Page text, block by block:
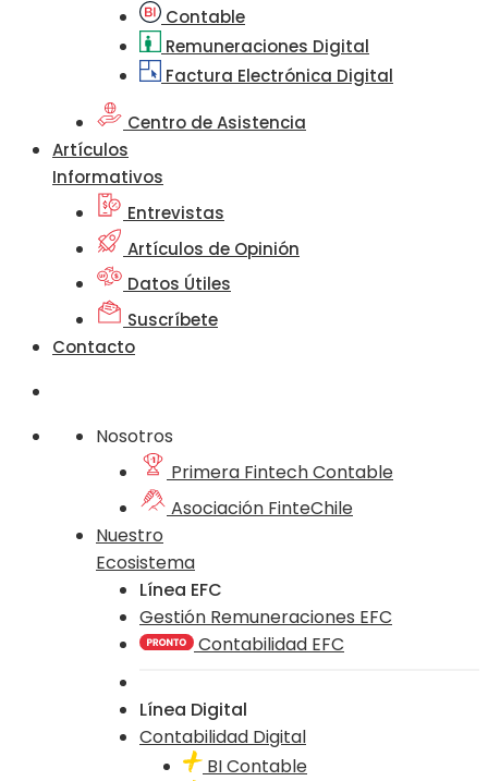
Contable
Remuneraciones Digital
Factura Electrónica Digital
Centro de Asistencia
Artículos
Informativos
Entrevistas
Artículos de Opinión
Datos Útiles
Suscríbete
Contacto
Nosotros
Primera Fintech Contable
Asociación FinteChile
Nuestro
Ecosistema
Línea EFC
Gestión Remuneraciones EFC
Contabilidad EFC
Línea Digital
Contabilidad Digital
BI Contable